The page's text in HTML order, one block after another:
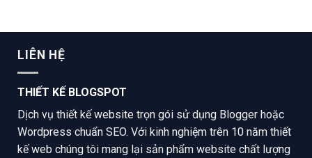
LIÊN HỆ
THIẾT KẾ BLOGSPOT
Dịch vụ thiết kế website trọn gói sử dụng Blogger hoặc
Wordpress chuẩn SEO. Với kinh nghiệm trên 10 năm thiết
kế web chúng tôi mang lại sản phẩm website chất lượng